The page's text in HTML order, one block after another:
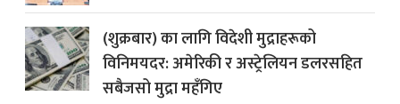
(शुक्रबार) का लागि विदेशी मुद्राहरूको
विनिमयदर: अमेरिकी र अस्ट्रेलियन डलरसहित
सबैजसो मुद्रा महँगिए